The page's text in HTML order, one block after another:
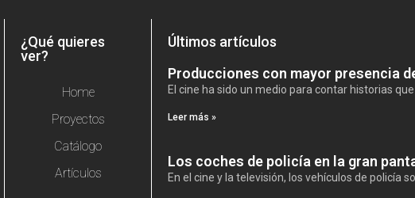
¿Qué quieres
ver?
Home
Proyectos
Catálogo
Artículos
Últimos artículos
Producciones con mayor presencia
El cine ha sido un medio para contar historias
Leer más »
Los coches de policía en la gran
En el cine y la televisión, los vehículos de policía